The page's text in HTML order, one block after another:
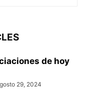
de hoy
29, 2024